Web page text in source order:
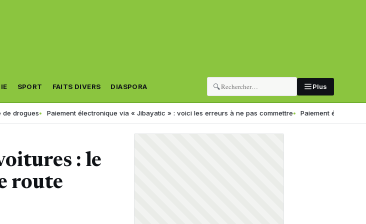
SPORT FAITS DIVERS DIASPORA 🔍 Plus
Paiement électronique via « Jibayatic » : voici les erreurs à ne pas commettre Paiement électronique en
: le
route